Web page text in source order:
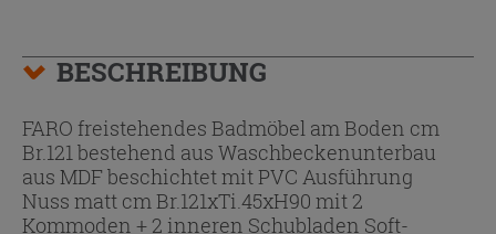
BESCHREIBUNG
FARO freistehendes Badmöbel am Boden cm
Br.121 bestehend aus Waschbeckenunterbau
aus MDF beschichtet mit PVC Ausführung
Nuss matt cm Br.121xTi.45xH90 mit 2
Kommoden + 2 inneren Schubladen Soft-